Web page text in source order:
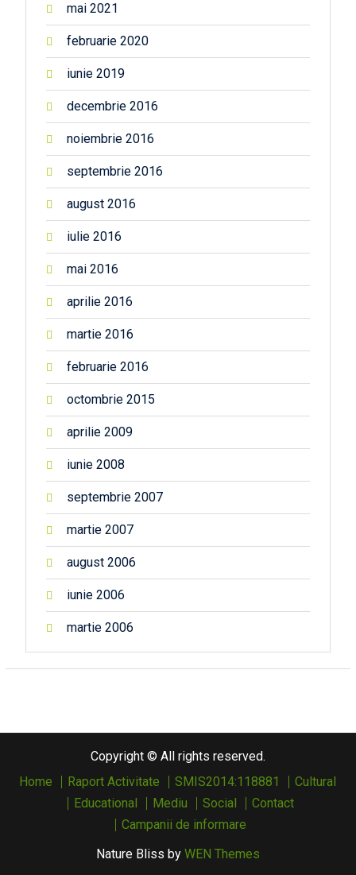
mai 2021
februarie 2020
iunie 2019
decembrie 2016
noiembrie 2016
septembrie 2016
august 2016
iulie 2016
mai 2016
aprilie 2016
martie 2016
februarie 2016
octombrie 2015
aprilie 2009
iunie 2008
septembrie 2007
martie 2007
august 2006
iunie 2006
martie 2006
Copyright © All rights reserved.
Home
Raport Activitate SMIS2014:118881
Cultural
Educational
Mediu Social
Contact
Campanii de informare
Nature Bliss by WEN Themes